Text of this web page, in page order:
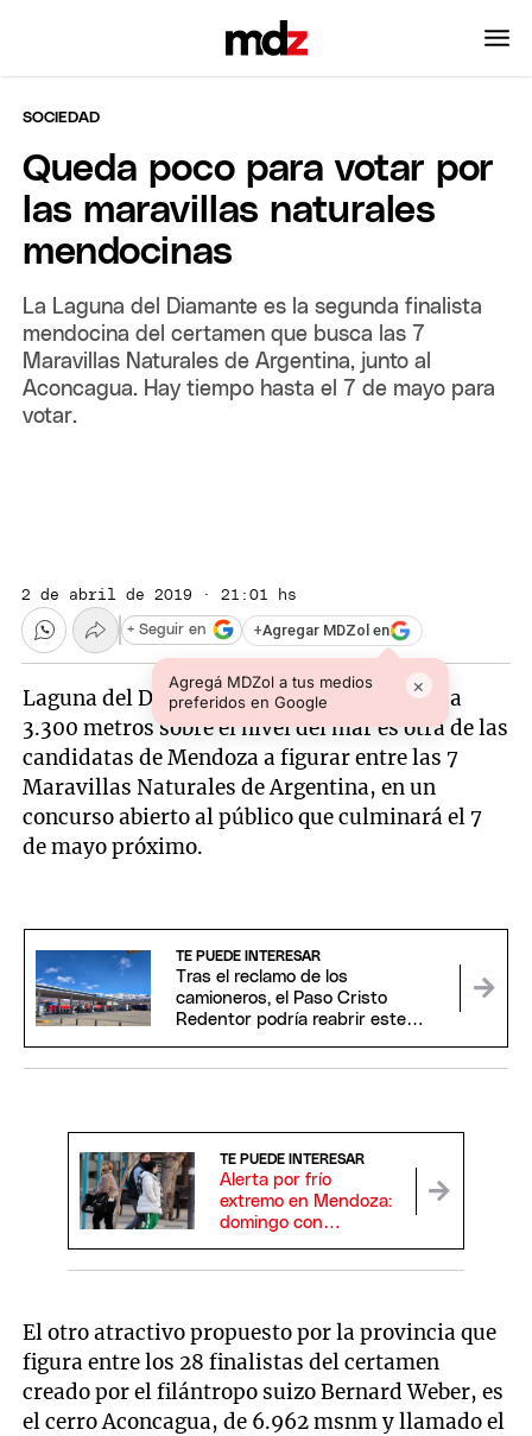
SOCIEDAD
Queda poco para votar por
las maravillas naturales
mendocinas
La Laguna del Diamante es la segunda finalista
mendocina del certamen que busca las 7
Maravillas Naturales de Argentina, junto al
Aconcagua. Hay tiempo hasta el 7 de mayo para
votar.
2 de abril de 2019 · 21:01 hs
+Agregar MDZol en
Agregá MDZol a tus medios
preferidos en Google
×
+ Seguir en
Laguna del Diamante, una reserva natural a
3.300 metros sobre el nivel del mar es otra de las
candidatas de Mendoza a figurar entre las 7
Maravillas Naturales de Argentina, en un
concurso abierto al público que culminará el 7
de mayo próximo.
TE PUEDE INTERESAR
Tras el reclamo de los
camioneros, el Paso Cristo
Redentor podría reabrir este
TE PUEDE INTERESAR
Alerta por frío
extremo en Mendoza:
domingo con
El otro atractivo propuesto por la provincia que
figura entre los 28 finalistas del certamen
creado por el filántropo suizo Bernard Weber, es
el cerro Aconcagua, de 6.962 msnm y llamado el